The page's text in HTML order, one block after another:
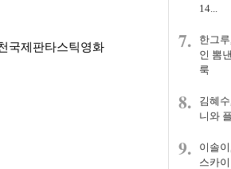
국제판타스틱영화
14...
7.
한그
인 뽐
룩
8.
김혜
니와
9.
이솔
스카